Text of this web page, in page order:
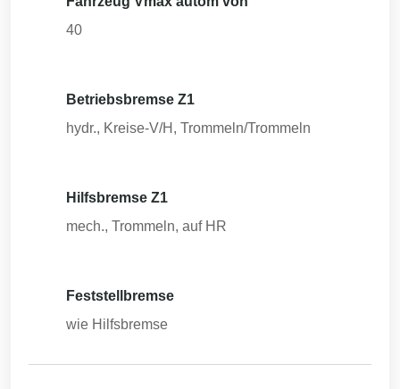
40
Betriebsbremse Z1
hydr., Kreise-V/H, Trommeln/Trommeln
Hilfsbremse Z1
mech., Trommeln, auf HR
Feststellbremse
wie Hilfsbremse